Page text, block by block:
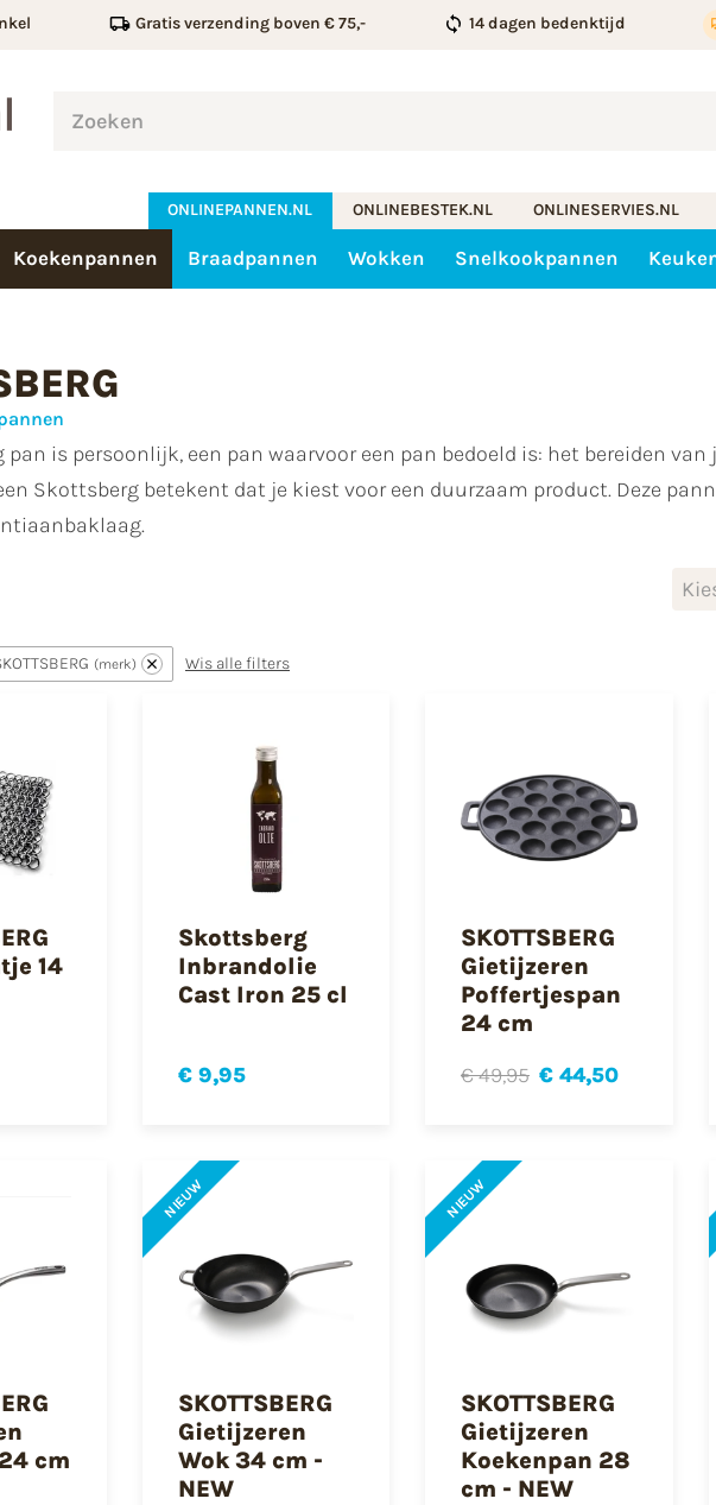
Gratis verzending boven € 75,- 14 dagen bedenktijd
ONLINEPANNEN.NL ONLINEBESTEK.NL ONLINESERVIES.NL
Koekenpannen Braadpannen Wokken Snelkookpannen
pan is persoonlijk, een pan waarvoor een pan bedoeld is: het bereiden van
Skottsberg betekent dat je kiest voor een duurzaam product. Deze
merk Wis alle filters
14
Skottsberg
Inbrandolie
Cast Iron 25 cl
€ 9,95
SKOTTSBERG
Gietijzeren
Poffertjespan
24 cm
€ 49,95 € 44,50
cm
NIEUW
SKOTTSBERG
Gietijzeren
Wok 34 cm -
NEW
NIEUW
SKOTTSBERG
Gietijzeren
Koekenpan 28
cm - NEW